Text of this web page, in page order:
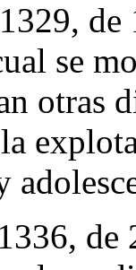
se
otras